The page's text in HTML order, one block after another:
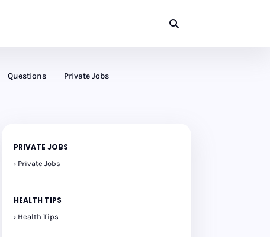
Questions Private Jobs
PRIVATE JOBS
Private Jobs
HEALTH TIPS
Health Tips